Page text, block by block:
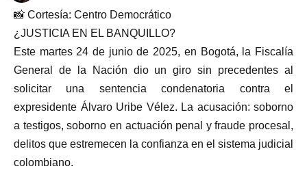
📸 Cortesía: Centro Democrático
¿JUSTICIA EN EL BANQUILLO?
Este martes 24 de junio de 2025, en Bogotá, la Fiscalía
General de la Nación dio un giro sin precedentes al
solicitar una sentencia condenatoria contra el
expresidente Álvaro Uribe Vélez. La acusación: soborno
a testigos, soborno en actuación penal y fraude procesal,
delitos que estremecen la confianza en el sistema judicial
colombiano.